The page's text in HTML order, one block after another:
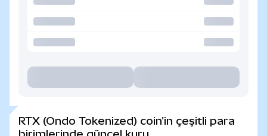
RTX (Ondo Tokenized) coin'in çeşitli para